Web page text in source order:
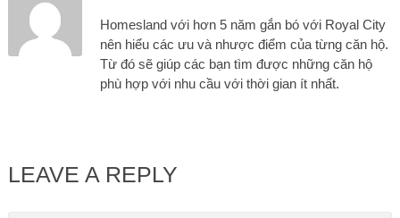
Homesland với hơn 5 năm gắn bó với Royal City
nên hiểu các ưu và nhược điểm của từng căn hộ.
Từ đó sẽ giúp các bạn tìm được những căn hộ
phù hợp với nhu cầu với thời gian ít nhất.
LEAVE A REPLY